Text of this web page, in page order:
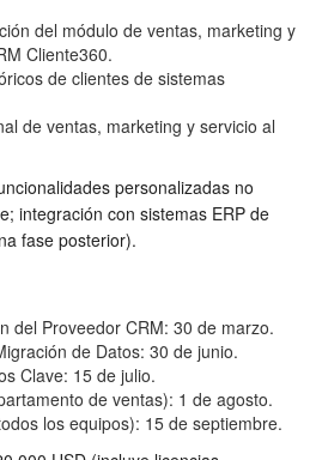
del módulo de ventas, marketing y
Cliente360.
de clientes de sistemas
de ventas, marketing y servicio al
personalizadas no
integración con sistemas ERP de
fase posterior).
del Proveedor CRM: 30 de marzo.
de Datos: 30 de junio.
Clave: 15 de julio.
de ventas): 1 de agosto.
los equipos): 15 de septiembre.